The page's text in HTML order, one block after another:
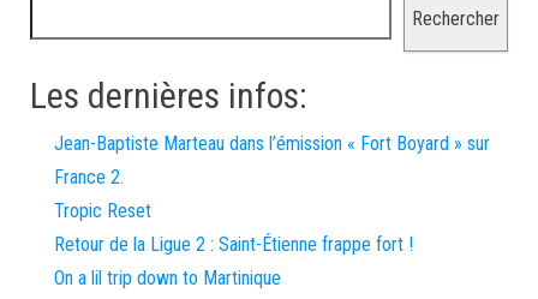
Rechercher
Les dernières infos:
Jean-Baptiste Marteau dans l’émission « Fort Boyard » sur
France 2.
Tropic Reset
Retour de la Ligue 2 : Saint-Étienne frappe fort !
On a lil trip down to Martinique